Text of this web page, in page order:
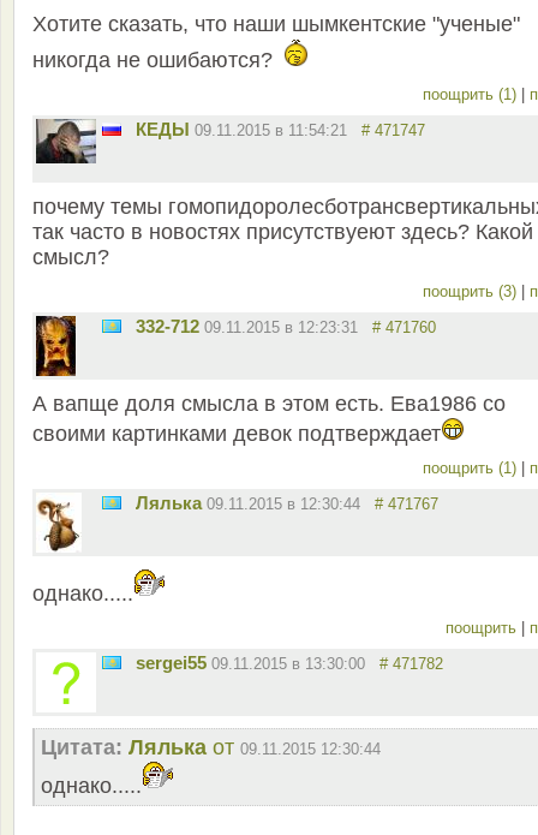
Хотите сказать, что наши шымкентские "ученые"
никогда не ошибаются?
поощрить (1)
КЕДЫ 09.11.2015 в 11:54:21 # 471747
почему темы
так часто в новостях присутствуеют здесь? Какой
смысл?
поощрить (3)
332-712 09.11.2015 в 12:23:31 # 471760
А вапще доля смысла в этом есть. Ева1986 со
своими картинками девок подтверждает
поощрить (1)
Лялька 09.11.2015 в 12:30:44 # 471767
однако.....
поощрить
sergei55 09.11.2015 в 13:30:00 # 471782
Цитата: Лялька от 09.11.2015 12:30:44
однако.....